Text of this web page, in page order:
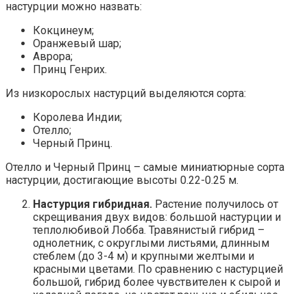
настурции можно назвать:
Кокцинеум;
Оранжевый шар;
Аврора;
Принц Генрих.
Из низкорослых настурций выделяются сорта:
Королева Индии;
Отелло;
Черный Принц.
Отелло и Черный Принц – самые миниатюрные сорта
настурции, достигающие высоты 0.22-0.25 м.
Настурция гибридная. Растение получилось от
скрещивания двух видов: большой настурции и
теплолюбивой Лобба. Травянистый гибрид –
однолетник, с округлыми листьями, длинным
стеблем (до 3-4 м) и крупными желтыми и
красными цветами. По сравнению с настурцией
большой, гибрид более чувствителен к сырой и